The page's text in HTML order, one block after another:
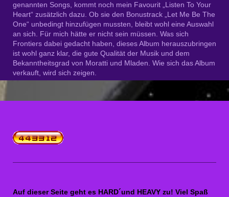
genannten Songs, kommt noch mein Favourit „Listen To Your
Heart“ zusätzlich dazu. Ob sie den Bonustrack „Let Me Be The
One“ unbedingt hinzufügen mussten, bleibt wohl eine Auswahl
an sich. Für mich hätte er nicht sein müssen. Was sich
Frontiers dabei gedacht haben, dieses Album herauszubringen
ist wohl ganz klar, die gute Qualität der Musik und dem
Bekanntheitsgrad von Moratti und Mladen. Wie sich das Album
verkauft, wird sich zeigen.
Auf dieser Seite geht es HARD´und HEAVY zu! Viel Spaß